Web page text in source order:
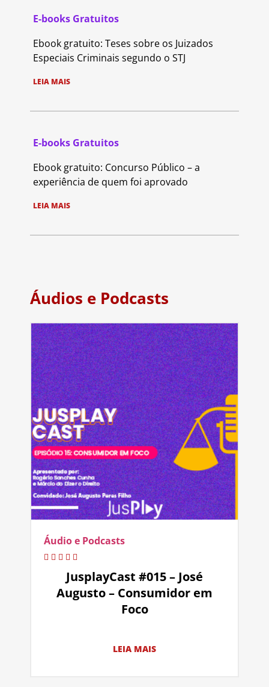
E-books Gratuitos
Ebook gratuito: Teses sobre os Juizados
Especiais Criminais segundo o STJ
LEIA MAIS
E-books Gratuitos
Ebook gratuito: Concurso Público – a
experiência de quem foi aprovado
LEIA MAIS
Áudios e Podcasts
Áudio e Podcasts
JusplayCast #015 – José
Augusto – Consumidor em
Foco
LEIA MAIS